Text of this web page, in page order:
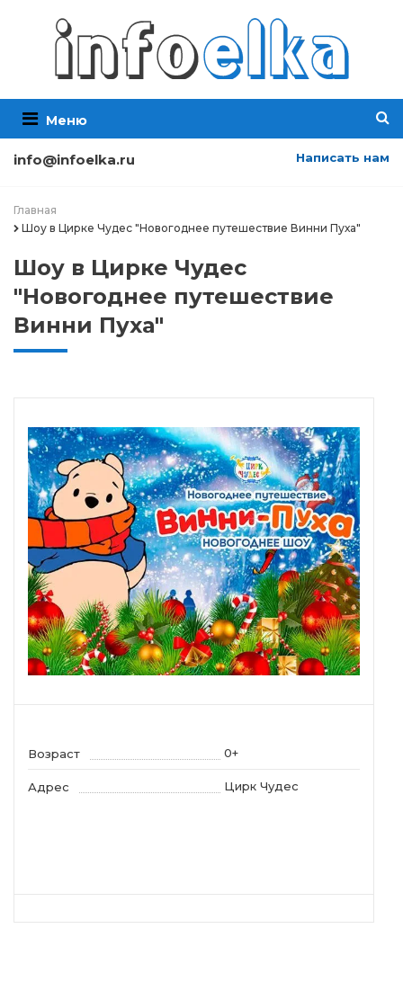
Меню
info@infoelka.ru Написать нам
Главная
Шоу в Цирке Чудес "Новогоднее путешествие Винни Пуха"
Шоу в Цирке Чудес
"Новогоднее путешествие
Винни Пуха"
Возраст 0+
Адрес Цирк Чудес